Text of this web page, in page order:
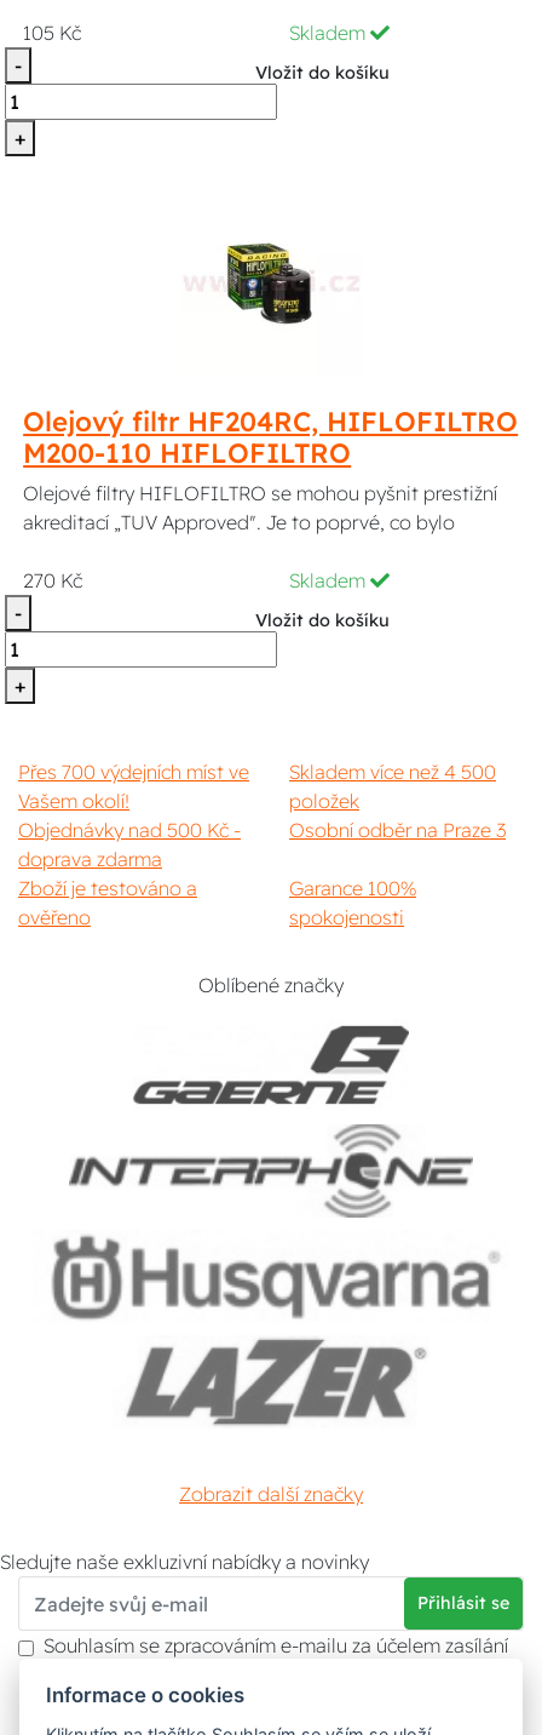
105 Kč
Skladem
-
+
Vložit do košíku
Olejový filtr HF204RC, HIFLOFILTRO
M200-110 HIFLOFILTRO
Olejové filtry HIFLOFILTRO se mohou pyšnit prestižní
akreditací „TUV Approved". Je to poprvé, co bylo
270 Kč
Skladem
-
+
Vložit do košíku
Přes 700 výdejních míst ve
Vašem okolí!
Skladem více než 4 500
položek
Objednávky nad 500 Kč -
doprava zdarma
Osobní odběr na Praze 3
Zboží je testováno a
ověřeno
Garance 100%
spokojenosti
Oblíbené značky
Zobrazit další značky
Sledujte naše exkluzivní nabídky a novinky
Přihlásit se
Souhlasím se zpracováním e-mailu za účelem zasílání
Více informací naleznete v
Informace o cookies